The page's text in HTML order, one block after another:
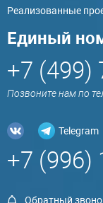
Реализованные
Единый
+7 (499)
Позвоните нам по
Telegram
+7 (996)
Обратный